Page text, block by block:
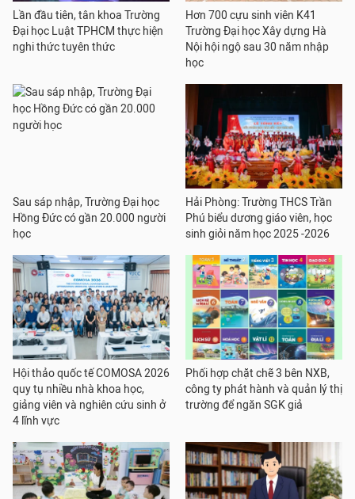
Lần đầu tiên, tân khoa Trường
Đại học Luật TPHCM thực hiện
nghi thức tuyên thức
Hơn 700 cựu sinh viên K41
Trường Đại học Xây dựng Hà
Nội hội ngộ sau 30 năm nhập
học
Sau sáp nhập, Trường Đại học
Hồng Đức có gần 20.000 người
học
Hải Phòng: Trường THCS Trần
Phú biểu dương giáo viên, học
sinh giỏi năm học 2025 -2026
Hội thảo quốc tế COMOSA 2026
quy tụ nhiều nhà khoa học,
giảng viên và nghiên cứu sinh ở
4 lĩnh vực
Phối hợp chặt chẽ 3 bên NXB,
công ty phát hành và quản lý thị
trường để ngăn SGK giả